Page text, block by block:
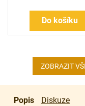
Do košíku
ZOBRAZIT
Popis Diskuze